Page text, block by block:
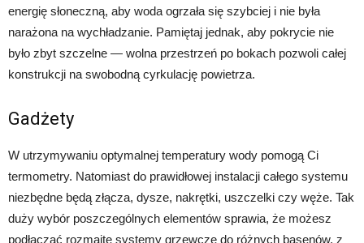
energię słoneczną, aby woda ogrzała się szybciej i nie była
narażona na wychładzanie. Pamiętaj jednak, aby pokrycie nie
było zbyt szczelne — wolna przestrzeń po bokach pozwoli całej
konstrukcji na swobodną cyrkulację powietrza.
Gadżety
W utrzymywaniu optymalnej temperatury wody pomogą Ci
termometry. Natomiast do prawidłowej instalacji całego systemu
niezbędne będą złącza, dysze, nakrętki, uszczelki czy węże. Tak
duży wybór poszczególnych elementów sprawia, że możesz
podłączać rozmaite systemy grzewcze do różnych basenów, z